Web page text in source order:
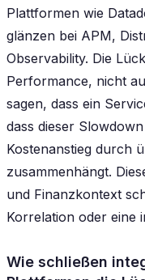
Plattformen wie
glänzen bei APM,
Observability. Die
Performance, nicht
sagen, dass ein
dass dieser
Kostenanstieg durch
zusammenhängt.
und Finanzkontext
Korrelation oder eine
Wie schließen